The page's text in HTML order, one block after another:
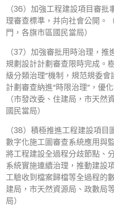
（36）加強工程建設項目審
理審查標準，并向社會公開。
門，各旗市區國民當局）
（37）加強審批用時治理，
規劃設計計劃審查限時完成。
級分類治理”機制，規范規委
計劃審查納進“時限治理”，優
（市發改委、住建局，市天
國民當局）
（38）積極推進工程建設項
數字化施工圖審查系統應用與
將工程建設全過程分歧節點、
系統實施連續治理，推動建設
工驗收到檔案歸檔等全過程的
建局，市天然資源局、政數局
局）